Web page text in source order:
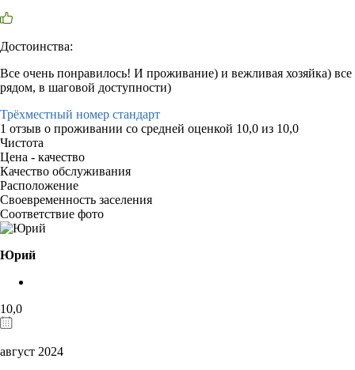
Достоинства:
Все очень понравилось! И проживание) и вежливая хозяйка) все
рядом, в шаговой доступности)
Трёхместный номер стандарт
1 отзыв о проживании со средней оценкой 10,0 из 10,0
Чистота
Цена - качество
Качество обслуживания
Расположение
Своевременность заселения
Соответствие фото
Юрий
10,0
август 2024